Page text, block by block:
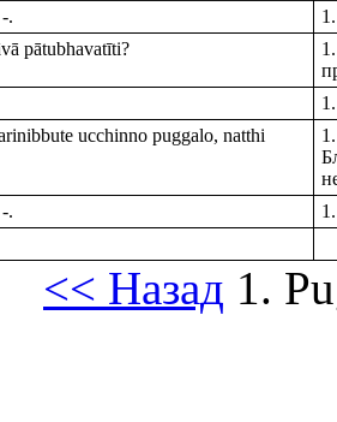
.
pātubhavatīti?
ucchinno puggalo, natthi
.
<< Назад 1.